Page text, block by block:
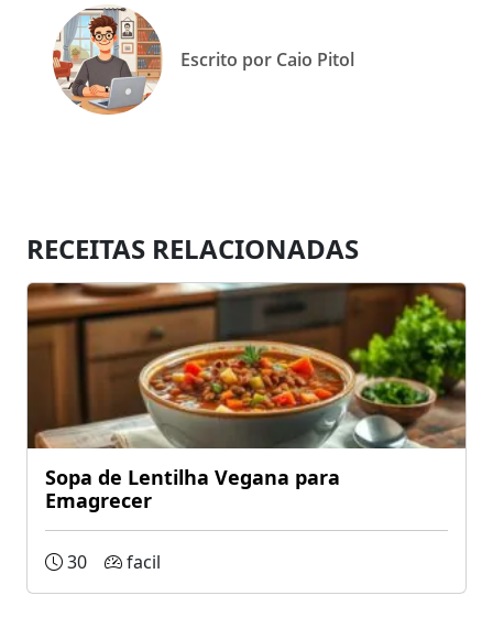
Escrito por Caio Pitol
RECEITAS RELACIONADAS
Sopa de Lentilha Vegana para
Emagrecer
30 facil